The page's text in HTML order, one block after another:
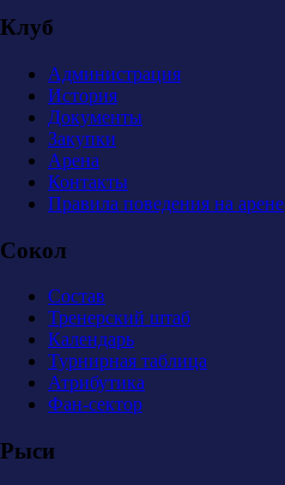
Клуб
Администрация
История
Документы
Закупки
Арена
Контакты
Правила поведения на арене
Сокол
Состав
Тренерский штаб
Календарь
Турнирная таблица
Атрибутика
Фан-сектор
Рыси